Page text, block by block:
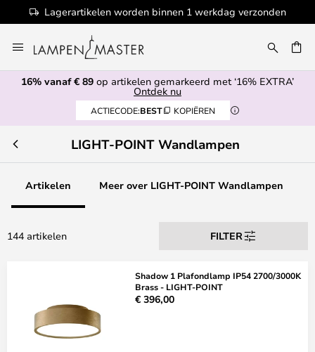
Lagerartikelen worden binnen 1 werkdag verzonden
naar
de
inhoud
16% vanaf € 89 op artikelen gemarkeerd met ‘16% EXTRA’
Ontdek nu
ACTIECODE:BEST KOPIËREN
LIGHT-POINT Wandlampen
Artikelen Meer over LIGHT-POINT Wandlampen
144 artikelen FILTER
Shadow 1 Plafondlamp IP54 2700/3000K
Brass - LIGHT-POINT
€ 396,00